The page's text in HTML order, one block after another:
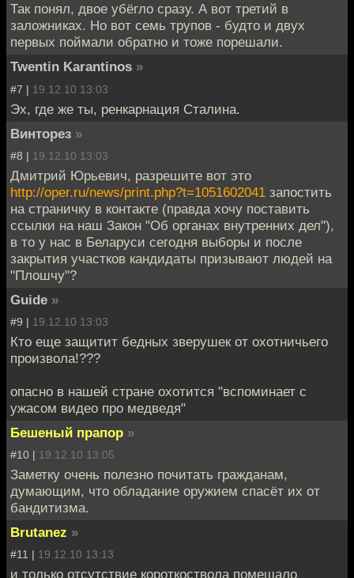
Так понял, двое убёгло сразу. А вот третий в
заложниках. Но вот семь трупов - будто и двух
первых поймали обратно и тоже порешали.
Twentin Karantinos »
#7 | 19.12.10 13:03
Эх, где же ты, ренкарнация Сталина.
Винторез »
#8 | 19.12.10 13:03
Дмитрий Юрьевич, разрешите вот это
http://oper.ru/news/print.php?t=1051602041 запостить
на страничку в контакте (правда хочу поставить
ссылки на наш Закон "Об органах внутренних дел"),
в то у нас в Беларуси сегодня выборы и после
закрытия участков кандидаты призывают людей на
"Плошчу"?
Guide »
#9 | 19.12.10 13:03
Кто еще защитит бедных зверушек от охотничьего
произвола!???
опасно в нашей стране охотится "вспоминает с
ужасом видео про медведя"
Бешеный прапор »
#10 | 19.12.10 13:05
Заметку очень полезно почитать гражданам,
думающим, что обладание оружием спасёт их от
бандитизма.
Brutanez »
#11 | 19.12.10 13:13
и только отсутствие короткоствола помешало